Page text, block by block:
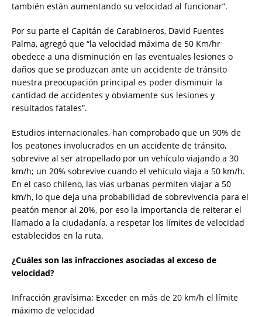
también están aumentando su velocidad al funcionar”.
Por su parte el Capitán de Carabineros, David Fuentes
Palma, agregó que “la velocidad máxima de 50 Km/hr
obedece a una disminución en las eventuales lesiones o
daños que se produzcan ante un accidente de tránsito
nuestra preocupación principal es poder disminuir la
cantidad de accidentes y obviamente sus lesiones y
resultados fatales”.
Estudios internacionales, han comprobado que un 90% de
los peatones involucrados en un accidente de tránsito,
sobrevive al ser atropellado por un vehículo viajando a 30
km/h; un 20% sobrevive cuando el vehículo viaja a 50 km/h.
En el caso chileno, las vías urbanas permiten viajar a 50
km/h, lo que deja una probabilidad de sobrevivencia para el
peatón menor al 20%, por eso la importancia de reiterar el
llamado a la ciudadanía, a respetar los límites de velocidad
establecidos en la ruta.
¿Cuáles son las infracciones asociadas al exceso de
velocidad?
Infracción gravísima: Exceder en más de 20 km/h el límite
máximo de velocidad